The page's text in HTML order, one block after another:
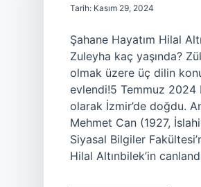
Tarih: Kasım 29, 2024
Şahane Hayatım Hilal
Zuleyha kaç yaşında?
olmak üzere üç dilin
evlendi!5 Temmuz 2024
olarak İzmir’de doğdu.
Mehmet Can (1927,
Siyasal Bilgiler
Hilal Altınbilek’in